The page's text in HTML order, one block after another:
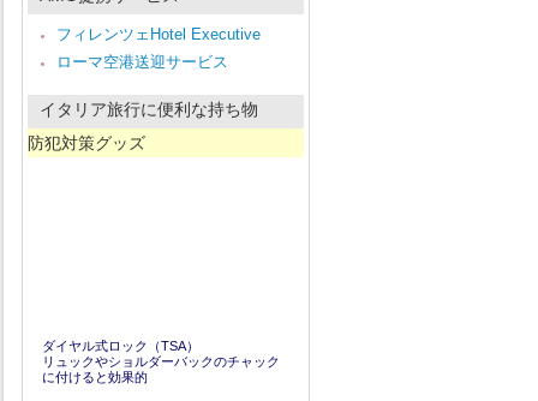
フィレンツェHotel Executive
ローマ空港送迎サービス
イタリア旅行に便利な持ち物
防犯対策グッズ
ダイヤル式ロック（TSA）
リュックやショルダーバックのチャック
に付けると効果的